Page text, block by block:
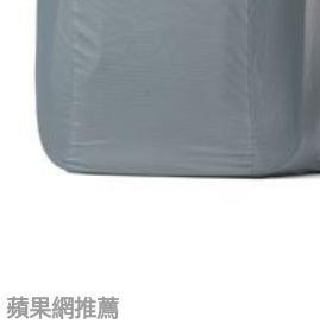
蘋果網推薦